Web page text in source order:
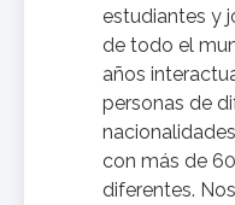
estudiantes y
de todo el
años
personas de
con más de
diferentes.